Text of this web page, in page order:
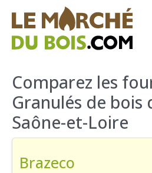
CHAUFFAGE AU BOIS
FAQ
CALCULER SA CONSOMMATION
TROUVER SON FOURNISSEUR
Comparez les
Granulés de bois
Saône-et-Loire
Brazeco